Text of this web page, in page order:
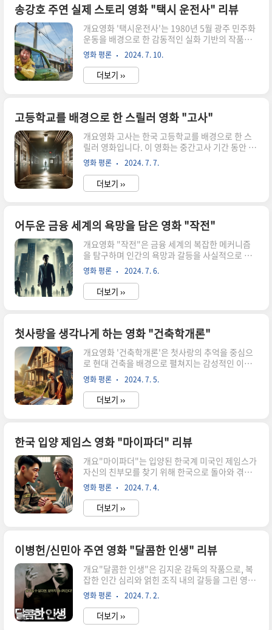
홍을 알게 됩니다. 편지를 주고받으며 가까워진 두
사람은 현준의 제대 후 첫 만남을 갖게 되고, 이내
사랑에 빠지게 됩니다. 하지만 다홍의 가족은 경상
도 출신으로, 전라도 사람에 대한 편견을 가지고 있
어 현준을 쉽게 받아들이지 못합니다. 다홍의 아버
지 진영광은 과거 전라도 사람에게 큰 상처를 입은
경험이 있어 현준을 더욱 경..
송강호 주연 실제 스토리 영화 "택시 운전사" 리뷰
개요영화 '택시운전사'는 1980년 5월 광주 민주화
운동을 배경으로 한 감동적인 실화 기반의 작품이
다. 이 영화는 택시 운전사 김만섭(송강호 분)과 독
일 기자 피터(토마스 크레취만 분)의 이야기를 중심
으로, 당시의 비극적 사건들을 생생하게 그려낸다.
만섭은 서울에서 평범한 일상을 보내던 중, 우연히
리기 위해 위험을 무릅쓰고 한국에 입국한 기자로,
광주에서 벌어지는 참상을 기록하며 진실을 알리는
사명을 띠고 있다. 만섭은 처음에는 단순히 돈을 벌
기 위해 이 일을 수락했지만, 광주에서의 경험을 통
해 자신의 신념과 용기를 시험받게 된다. 영화는 만
섭과 피터의 우정을 중심으로, 광주 시민들의 용기
와 희생을..
영화 평론 2024. 7. 10.
더보기 ››
고등학교를 배경으로 한 스릴러 영화 "고사"
개요영화 고사는 한국 고등학교를 배경으로 한 스
릴러 영화입니다. 이 영화는 중간고사 기간 동안 기
숙사에서 일어나는 기이한 사건들을 중심으로 이야
기가 전개됩니다. 주인공 이나는 다른 학생들과 함
께 기숙사에서 생활하며, 시험 기간 동안의 스트레
스와 두려움 속에서 괴기스러운 사건들을 경험하게
적 갈등과 심리적 변화를 중점적으로 다룹니다. 이
영화의 핵심은 학교라는 공간에서 벌어지는 공포와
긴장감입니다. 기숙사 내부의 어둡고 음산한 분위
기, 복도를 걸으며 느끼는 스산함, 그리고 언제 나
타날지 모르는 귀신의 존재는 관객들에게 끊임없는
긴장감을 선사합니다. 특히, 이나가 꿈과 현실을 구
분하지 못하며 겪는 혼란은 영화의..
영화 평론 2024. 7. 7.
더보기 ››
어두운 금융 세계의 욕망을 담은 영화 "작전"
개요영화 "작전"은 금융 세계의 복잡한 메커니즘
을 탐구하며 인간의 욕망과 갈등을 사실적으로 그
린 작품이다. 이 영화는 한 기업의 내부 거래와 그로
인한 도덕적 타락을 중심으로 펼쳐지는 이야기를
통해 현대 사회의 금융 시스템의 어두운 면을 조명
한다. 주인공은 금융 회사에서 일하는 한 평범한 직
토리 전개로 관객을 사로잡으며, 배우들의 뛰어난
연기 또한 작품의 완성도를 높인다. 특히 주인공의
내적 갈등과 변화는 관객에게 깊은 인상을 남긴다.
영화는 금융 범죄의 복잡성을 이해하기 쉽게 풀어
내면서도, 그 이면에 숨겨진 인간의 본성을 탐구한
다. 이를 통해 관객은 단순한 스릴러 이상의 깊이 있
는 메시지를 느낄 수 있다..
영화 평론 2024. 7. 6.
더보기 ››
첫사랑을 생각나게 하는 영화 "건축학개론"
개요영화 '건축학개론'은 첫사랑의 추억을 중심으
로 현대 건축을 배경으로 펼쳐지는 감성적인 이야
기입니다. 이용주 감독이 연출한 이 작품은 2011년
에 개봉하여 많은 관객들에게 깊은 인상을 남겼습
니다. 영화는 어린 시절 첫사랑을 잊지 못한 두 주인
공, 승민과 서연이 재회하면서 벌어지는 이야기를
과정을 통해 첫사랑의 설렘과 아픔, 그리고 성장에
대한 이야기를 섬세하게 풀어냅니다. 영화는 단순
한 로맨스를 넘어, 인생의 중요한 순간들과 그 순간
들이 남긴 흔적을 돌아보게 하는 깊이 있는 메시지
를 전달합니다. 첫사랑의 풋풋함과 그리움, 그리고
세월이 지나도 변치 않는 감정들을 아름다운 영상
미와 음악을 통해 관객에게 ..
영화 평론 2024. 7. 5.
더보기 ››
한국 입양 제임스 영화 "마이파더" 리뷰
개요"마이파더"는 입양된 한국계 미국인 제임스가
자신의 친부모를 찾기 위해 한국으로 돌아와 겪는
감동적인 여정을 그린 영화입니다. 1980년대 김포
국제 공항에서부터 시작되는 이 이야기는 제임스가
어린 시절 미국으로 입양된 후, 주한미군으로 복무
하며 한국에서 자신의 뿌리를 찾는 과정을 담고 있
성의 혼란을 깊이 있게 다룹니다. 제임스는 자신이
자란 미국의 양부모와 한국의 친부모 사이에서 정
서적 갈등을 겪으며, 자신의 진정한 정체성을 찾아
가는 과정을 통해 관객에게 깊은 감동을 선사합니
다. 특히, 제임스가 친부모를 찾기 위해 방송에 출
연하고, 결국 자신의 친아버지가 교도소에 수감된
사형수라는 충격적인 사실을 알..
영화 평론 2024. 7. 4.
더보기 ››
이병헌/신민아 주연 영화 "달콤한 인생" 리뷰
개요"달콤한 인생"은 김지운 감독의 작품으로, 복
잡한 인간 심리와 얽힌 조직 내의 갈등을 그린 영화
다. 이 영화는 범죄와 배신, 사랑과 복수라는 주제
를 중심으로 하여, 인간 내면의 어두운 면을 탐구한
다. 영화의 주인공 선우는 강사장의 오른팔로, 조직
의 여러 중요한 일을 처리하며 충성을 다한다. 그러
영화 평론 2024. 7. 2.
더보기 ››